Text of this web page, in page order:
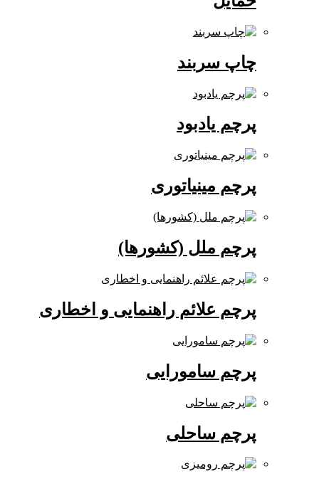
چاپ سربند
پرچم یادبود
پرچم مینیاتوری
پرچم ملل (کشورها)
پرچم علائم راهنمایی و اخطاری
پرچم سامورایی
پرچم ساحلی